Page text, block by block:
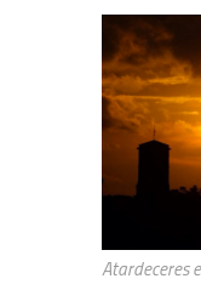
Atardeceres